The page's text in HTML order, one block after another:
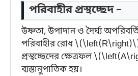
পরিবাহীর প্রস্থচ্ছেদ –
উষ্ণতা, উপাদান ও দৈর্ঘ্য
পরিবাহীর রোধ
প্রস্থচ্ছেদের ক্ষেত্রফল
ব্যস্তানুপাতিক হয়।